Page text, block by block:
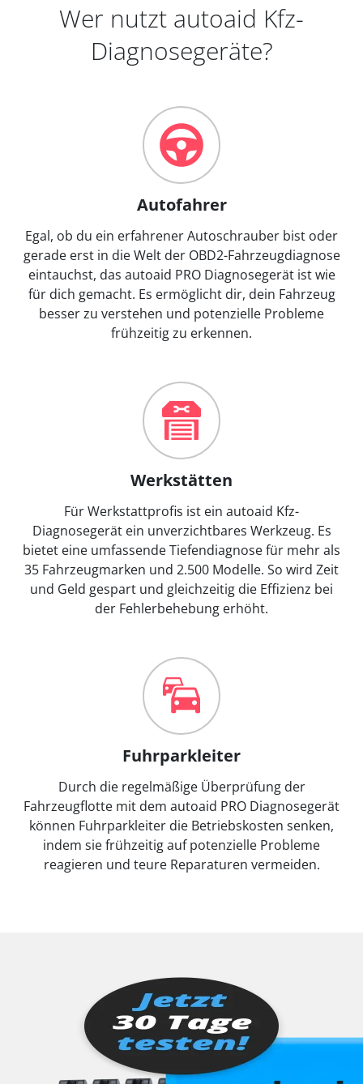
Wer nutzt autoaid Kfz-
Diagnosegeräte?
Autofahrer
Egal, ob du ein erfahrener Autoschrauber bist oder
gerade erst in die Welt der OBD2-Fahrzeugdiagnose
eintauchst, das autoaid PRO Diagnosegerät ist wie
für dich gemacht. Es ermöglicht dir, dein Fahrzeug
besser zu verstehen und potenzielle Probleme
frühzeitig zu erkennen.
Werkstätten
Für Werkstattprofis ist ein autoaid Kfz-
Diagnosegerät ein unverzichtbares Werkzeug. Es
bietet eine umfassende Tiefendiagnose für mehr als
35 Fahrzeugmarken und 2.500 Modelle. So wird Zeit
und Geld gespart und gleichzeitig die Effizienz bei
der Fehlerbehebung erhöht.
Fuhrparkleiter
Durch die regelmäßige Überprüfung der
Fahrzeugflotte mit dem autoaid PRO Diagnosegerät
können Fuhrparkleiter die Betriebskosten senken,
indem sie frühzeitig auf potenzielle Probleme
reagieren und teure Reparaturen vermeiden.